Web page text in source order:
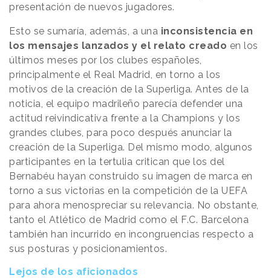
presentación de nuevos jugadores.
Esto se sumaría, además, a una inconsistencia en
los mensajes lanzados y el relato creado en los
últimos meses por los clubes españoles,
principalmente el Real Madrid, en torno a los
motivos de la creación de la Superliga. Antes de la
noticia, el equipo madrileño parecía defender una
actitud reivindicativa frente a la Champions y los
grandes clubes, para poco después anunciar la
creación de la Superliga. Del mismo modo, algunos
participantes en la tertulia critican que los del
Bernabéu hayan construido su imagen de marca en
torno a sus victorias en la competición de la UEFA
para ahora menospreciar su relevancia. No obstante,
tanto el Atlético de Madrid como el F.C. Barcelona
también han incurrido en incongruencias respecto a
sus posturas y posicionamientos.
Lejos de los aficionados